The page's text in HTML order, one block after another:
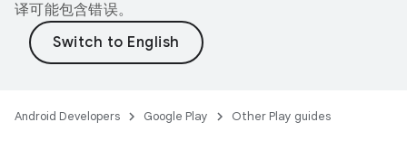
译可能包含错误。
Android Developers Google Play Other Play guides